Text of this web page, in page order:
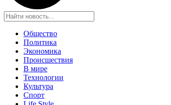
Общество
Политика
Экономика
Происшествия
В мире
Технологии
Культура
Спорт